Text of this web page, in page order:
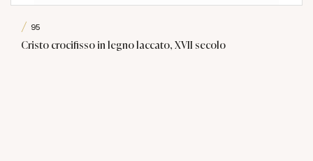
95
Cristo crocifisso in legno laccato, XVII secolo